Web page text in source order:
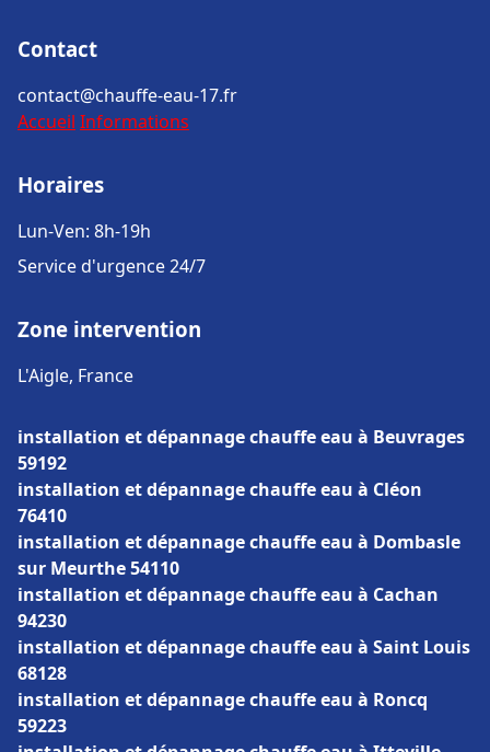
Contact
contact@chauffe-eau-17.fr
Accueil Informations
Horaires
Lun-Ven: 8h-19h
Service d'urgence 24/7
Zone intervention
L'Aigle, France
installation et dépannage chauffe eau à Beuvrages
59192
installation et dépannage chauffe eau à Cléon
76410
installation et dépannage chauffe eau à Dombasle
sur Meurthe 54110
installation et dépannage chauffe eau à Cachan
94230
installation et dépannage chauffe eau à Saint Louis
68128
installation et dépannage chauffe eau à Roncq
59223